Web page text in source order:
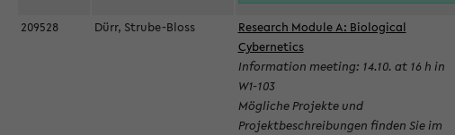
209528 Dürr, Strube-Bloss
Research Module A: Biological
Cybernetics
Information meeting: 14.10. at 16 h in
W1-103
Mögliche Projekte und
Projektbeschreibungen finden Sie im